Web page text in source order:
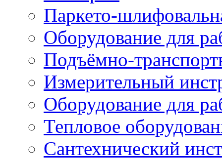
Паркето-
Оборудование для
Подъёмно-
Измерительный
Оборудование для
Тепловое
Сантехнический